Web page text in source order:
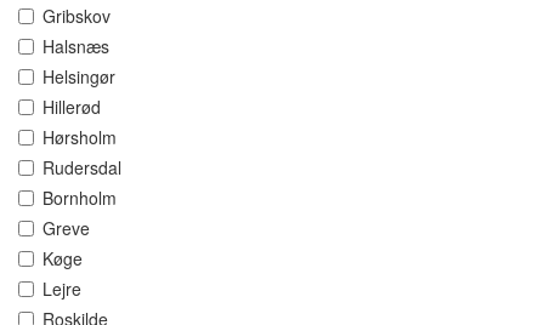
Gribskov
Halsnæs
Helsingør
Hillerød
Hørsholm
Rudersdal
Bornholm
Greve
Køge
Lejre
Roskilde